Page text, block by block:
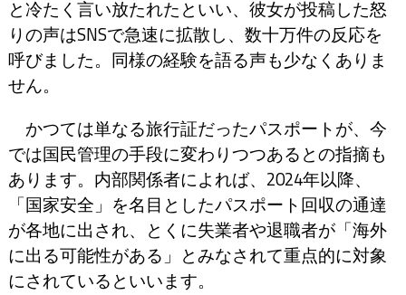
と冷たく言い放たれたといい、彼女が投稿した怒
りの声はSNSで急速に拡散し、数十万件の反応を
呼びました。同様の経験を語る声も少なくありま
せん。
かつては単なる旅行証だったパスポートが、今
では国民管理の手段に変わりつつあるとの指摘も
あります。内部関係者によれば、2024年以降、
「国家安全」を名目としたパスポート回収の通達
が各地に出され、とくに失業者や退職者が「海外
に出る可能性がある」とみなされて重点的に対象
にされているといいます。